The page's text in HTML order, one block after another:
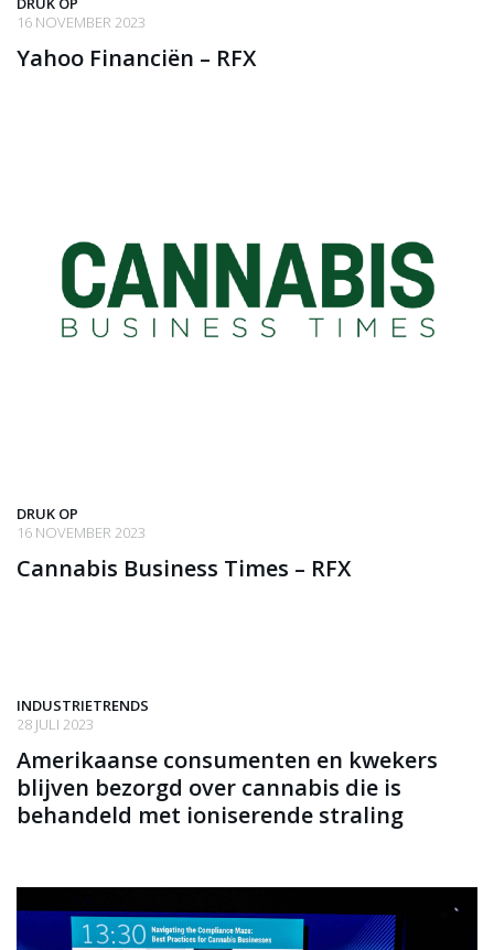
16 NOVEMBER 2023
Yahoo Financiën – RFX
DRUK OP
16 NOVEMBER 2023
Cannabis Business Times – RFX
INDUSTRIETRENDS
28 JULI 2023
Amerikaanse consumenten en kwekers
blijven bezorgd over cannabis die is
behandeld met ioniserende straling